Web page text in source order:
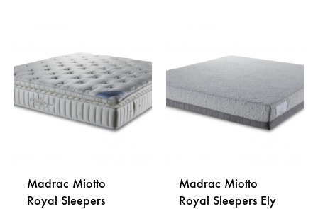
LISTU
ŽELJA
ŽELJA
Madrac Miotto
Royal Sleepers
Madrac Miotto
Royal Sleepers Ely